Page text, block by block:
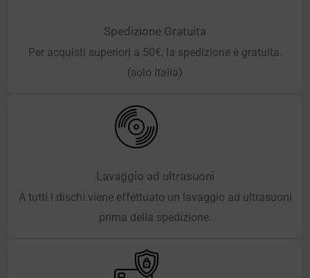
Spedizione Gratuita
Per acquisti superiori a 50€, la spedizione è gratuita.
(solo Italia)
Lavaggio ad ultrasuoni
A tutti i dischi viene effettuato un lavaggio ad ultrasuoni
prima della spedizione.